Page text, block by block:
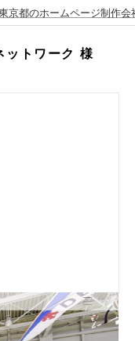
京都のホームページ制作会
ットワーク 様
いただき、石川県・小
コマツアーサンロク